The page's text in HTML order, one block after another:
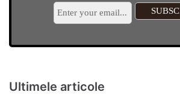
Ultimele articole